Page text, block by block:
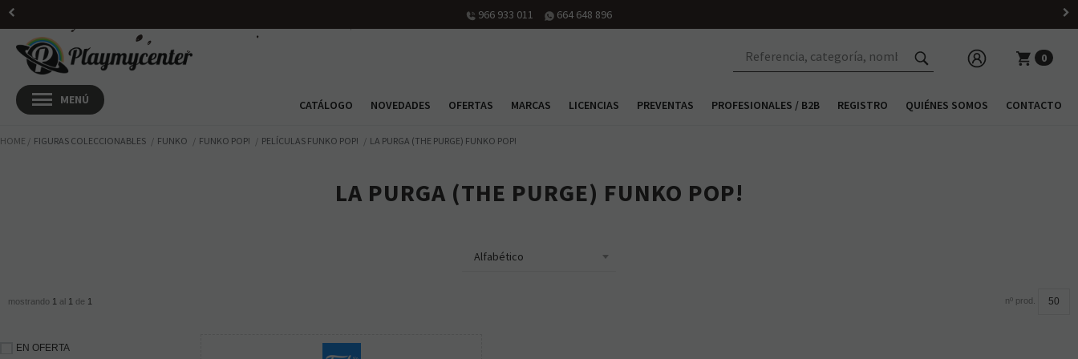
966 933 011 664 648 896
0
CATÁLOGO NOVEDADES OFERTAS MARCAS LICENCIAS PREVENTAS PROFESIONALES / B2B REGISTRO QUIÉNES SOMOS CONTACTO
HOME FIGURAS COLECCIONABLES FUNKO FUNKO POP! PELÍCULAS FUNKO POP! LA PURGA (THE PURGE) FUNKO POP!
LA PURGA (THE PURGE) FUNKO POP!
mostrando 1 al 1 de 1 nº prod.
EN OFERTA